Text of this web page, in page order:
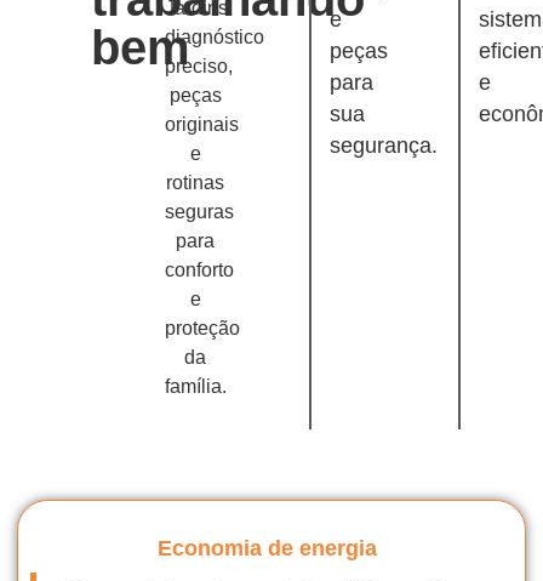
bem
Jardins:
diagnóstico
preciso,
peças
originais
e
rotinas
seguras
para
conforto
e
proteção
da
família.
e
peças
para
sua
segurança.
e
Economia de energia